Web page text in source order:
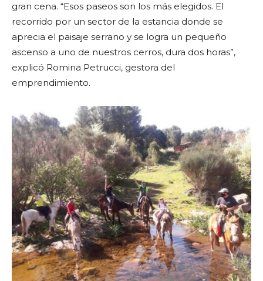
gran cena. “Esos paseos son los más elegidos. El
recorrido por un sector de la estancia donde se
aprecia el paisaje serrano y se logra un pequeño
ascenso a uno de nuestros cerros, dura dos horas”,
explicó Romina Petrucci, gestora del
emprendimiento.